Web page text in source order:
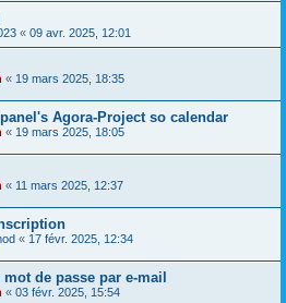
« 09 avr. 2025, 12:01
« 19 mars 2025, 18:35
Agora-Project so calendar
« 19 mars 2025, 18:05
« 11 mars 2025, 12:37
« 17 févr. 2025, 12:34
de passe par e-mail
« 03 févr. 2025, 15:54